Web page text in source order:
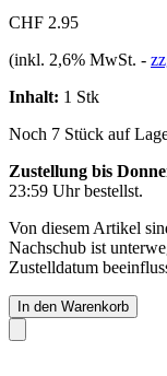
CHF 2.95
(inkl. 2,6% MwSt. -
Inhalt: 1 Stk
Noch 7 Stück auf
Zustellung bis
23:59 Uhrbestellst.
Von diesem Artikel
Nachschub ist
Zustelldatum
In den Warenkorb